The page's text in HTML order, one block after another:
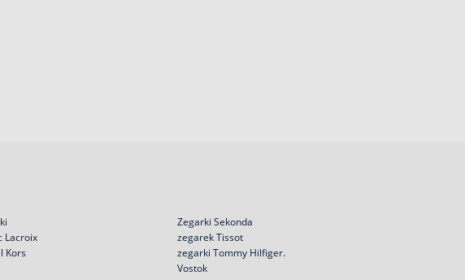
Lacroix
Kors
Zegarki Sekonda
zegarek Tissot
zegarki Tommy Hilfiger.
Vostok